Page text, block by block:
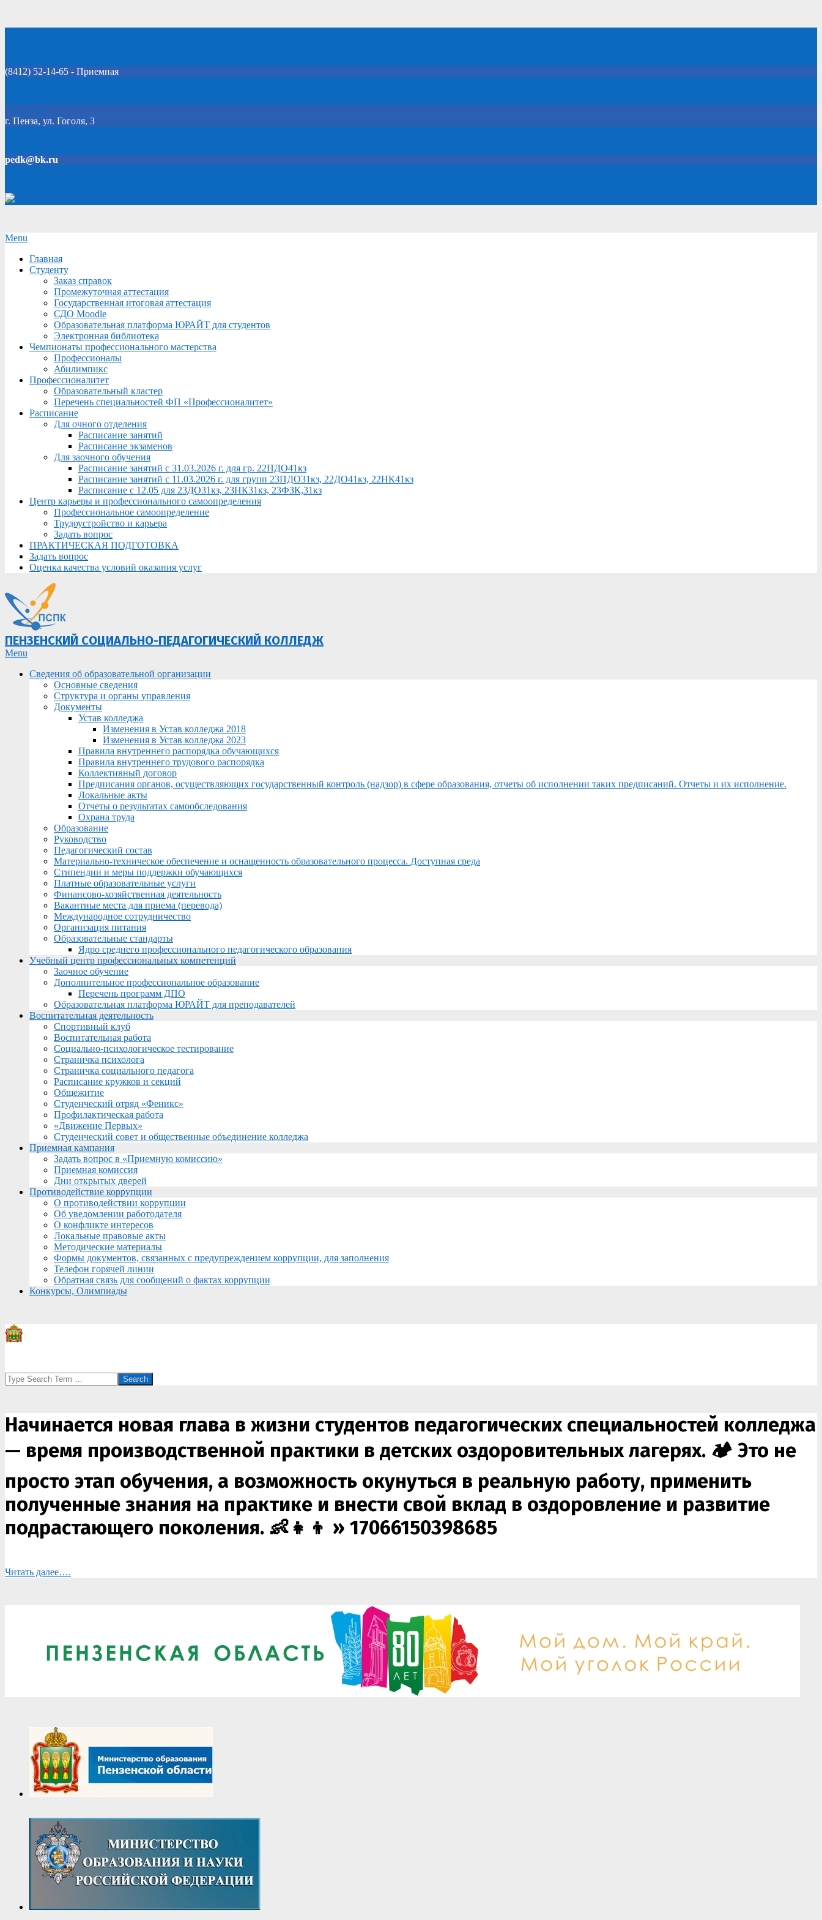
(8412) 52-14-65 - Приемная
Click Here
г. Пенза, ул. Гоголя, 3
pedk@bk.ru
Secondary
Menu
Menu
Главная
Студенту
Заказ справок
Промежуточная аттестация
Государственная итоговая аттестация
СДО Moodle
Образовательная платформа ЮРАЙТ для студентов
Электронная библиотека
Чемпионаты профессионального мастерства
Профессионалы
Абилимпикс
Профессионалитет
Образовательный кластер
Перечень специальностей ФП «Профессионалитет»
Расписание
Для очного отделения
Расписание занятий
Расписание экзаменов
Для заочного обучения
Расписание занятий с 31.03.2026 г. для гр. 22ПДО41кз
Расписание занятий с 11.03.2026 г. для групп 23ПДО31кз, 22ДО41кз, 22НК41кз
Расписание с 12.05 для 23ДО31кз, 23НК31кз, 23ФЗК,31кз
Центр карьеры и профессионального самоопределения
Профессиональное самоопределение
Трудоустройство и карьера
Задать вопрос
ПРАКТИЧЕСКАЯ ПОДГОТОВКА
Задать вопрос
Оценка качества условий оказания услуг
ПЕНЗЕНСКИЙ СОЦИАЛЬНО-ПЕДАГОГИЧЕСКИЙ КОЛЛЕДЖ
Primary
Menu
Menu
Сведения об образовательной организации
Основные сведения
Структура и органы управления
Документы
Устав колледжа
Изменения в Устав колледжа 2018
Изменения в Устав колледжа 2023
Правила внутреннего распорядка обучающихся
Правила внутреннего трудового распорядка
Коллективный договор
Предписания органов, осуществляющих государственный контроль (надзор) в сфере образования, отчеты об исполнении таких предписаний. Отчеты и их исполнение.
Локальные акты
Отчеты о результатах самообследования
Охрана труда
Образование
Руководство
Педагогический состав
Материально-техническое обеспечение и оснащенность образовательного процесса. Доступная среда
Стипендии и меры поддержки обучающихся
Платные образовательные услуги
Финансово-хозяйственная деятельность
Вакантные места для приема (перевода)
Международное сотрудничество
Организация питания
Образовательные стандарты
Ядро среднего профессионального педагогического образования
Учебный центр профессиональных компетенций
Заочное обучение
Дополнительное профессиональное образование
Перечень программ ДПО
Образовательная платформа ЮРАЙТ для преподавателей
Воспитательная деятельность
Спортивный клуб
Воспитательная работа
Социально-психологическое тестирование
Страничка психолога
Страничка социального педагога
Расписание кружков и секций
Общежитие
Студенческий отряд «Феникс»
Профилактическая работа
«Движение Первых»
Студенческий совет и общественные объединение колледжа
Приемная кампания
Задать вопрос в «Приемную комиссию»
Приемная комиссия
Дни открытых дверей
Противодействие коррупции
О противодействии коррупции
Об уведомлении работодателя
О конфликте интересов
Локальные правовые акты
Методические материалы
Формы документов, связанных с предупреждением коррупции, для заполнения
Телефон горячей линии
Обратная связь для сообщений о фактах коррупции
Конкурсы, Олимпиады
Search
Начинается новая глава в жизни студентов педагогических специальностей колледжа
— время производственной практики в детских оздоровительных лагерях. 🏕️ Это не
просто этап обучения, а возможность окунуться в реальную работу, применить
полученные знания на практике и внести свой вклад в оздоровление и развитие
подрастающего поколения. 👶👧👦 » 17066150398685
Читать далее….